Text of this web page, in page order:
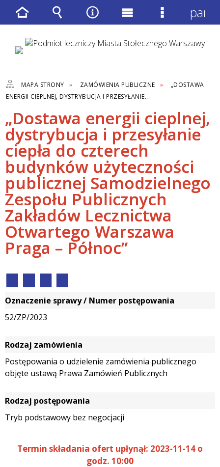
MAPA STRONY ZAMÓWIENIA PUBLICZNE
„DOSTAWA
ENERGII CIEPLNEJ, DYSTRYBUCJA I PRZESYŁANIE...
„Dostawa energii cieplnej,
dystrybucja i przesyłanie
ciepła do czterech
budynków użyteczności
publicznej Samodzielnego
Zespołu Publicznych
Zakładów Lecznictwa
Otwartego Warszawa
Praga – Północ”
Oznaczenie sprawy / Numer postępowania
52/ZP/2023
Rodzaj zamówienia
Postępowania o udzielenie zamówienia publicznego
objęte ustawą Prawa Zamówień Publicznych
Rodzaj postępowania
Tryb podstawowy bez negocjacji
Termin składania ofert upłynął: 2023-11-14 o
godz. 10:00
Strona
główna
Wyszukiwarka
Narzędzia
Menu
główne
Menu
panel